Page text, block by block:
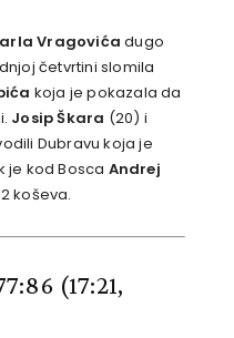
Vragovića dugo
četvrtini slomila
koja je pokazala da
Josip Škara (20) i
Dubravu koja je
je kod Bosca Andrej
koševa.
(17:21,